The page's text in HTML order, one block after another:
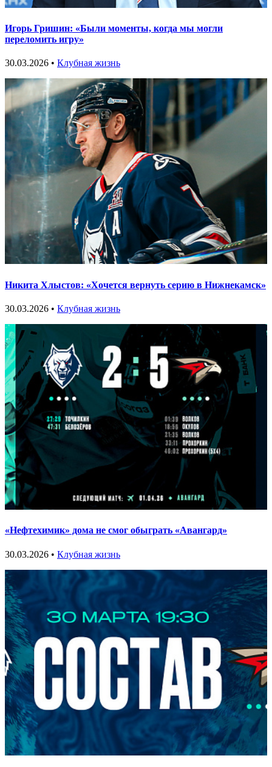
Игорь Гришин: «Были моменты, когда мы могли
переломить игру»
30.03.2026 • Клубная жизнь
Никита Хлыстов: «Хочется вернуть серию в Нижнекамск»
30.03.2026 • Клубная жизнь
«Нефтехимик» дома не смог обыграть «Авангард»
30.03.2026 • Клубная жизнь